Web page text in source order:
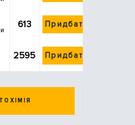
613 Придбати
2595 Придбати